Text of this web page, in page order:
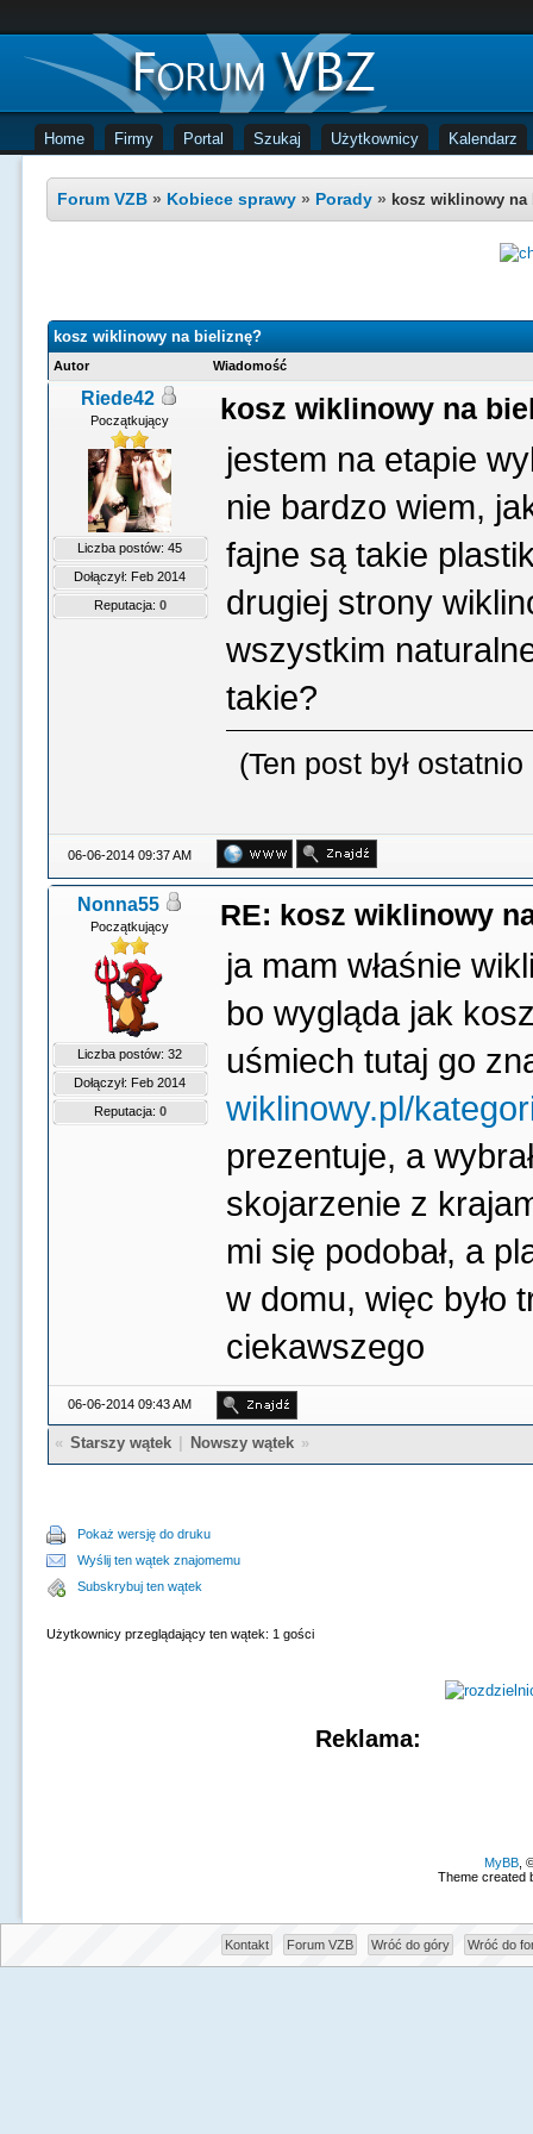
Home Firmy Portal Szukaj Użytkownicy Kalendarz
Forum VZB » Kobiece sprawy » Porady » kosz wiklinowy na
kosz wiklinowy na bieliznę?
Autor Wiadomość
Riede42
Początkujący
Liczba postów: 45
Dołączył: Feb 2014
Reputacja: 0
kosz wiklinowy na
jestem na etapie
nie bardzo wiem,
fajne są takie
drugiej strony
wszystkim
takie?
(Ten post był
06-06-2014 09:37 AM
Nonna55
Początkujący
Liczba postów: 32
Dołączył: Feb 2014
Reputacja: 0
RE: kosz wiklinowy
ja mam właśnie
bo wygląda jak
uśmiech tutaj go
wiklinowy.pl/
prezentuje, a
skojarzenie z
mi się podobał, a
w domu, więc było
ciekawszego
06-06-2014 09:43 AM
« Starszy wątek Nowszy wątek »
Pokaż wersję do druku
Wyślij ten wątek znajomemu
Subskrybuj ten wątek
Użytkownicy przeglądający ten wątek: 1 gości
Reklama:
MyBB,
Theme created
Kontakt Forum VZB Wróć do góry Wróć do